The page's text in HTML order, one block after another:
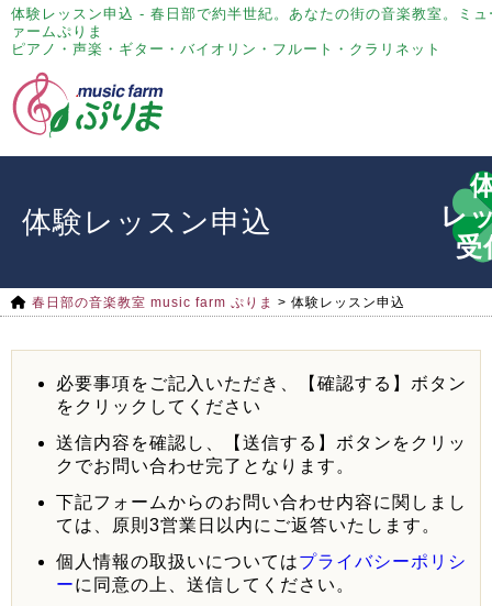
体験レッスン申込 - 春日部で約半世紀。あなたの街の音楽教室。ミ
ァームぷりま
ピアノ・声楽・ギター・バイオリン・フルート・クラリネット
体験レッスン申込
春日部の音楽教室 music farm ぷりま > 体験レッスン申込
必要事項をご記入いただき、【確認する】ボタン
をクリックしてください
送信内容を確認し、【送信する】ボタンをクリッ
クでお問い合わせ完了となります。
下記フォームからのお問い合わせ内容に関しまし
ては、原則3営業日以内にご返答いたします。
個人情報の取扱いについてはプライバシーポリシ
ーに同意の上、送信してください。
レ
受